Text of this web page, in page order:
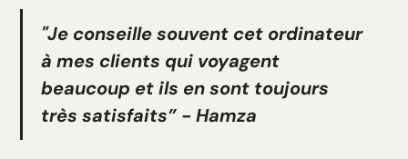
"Je conseille souvent cet ordinateur
à mes clients qui voyagent
beaucoup et ils en sont toujours
très satisfaits” - Hamza